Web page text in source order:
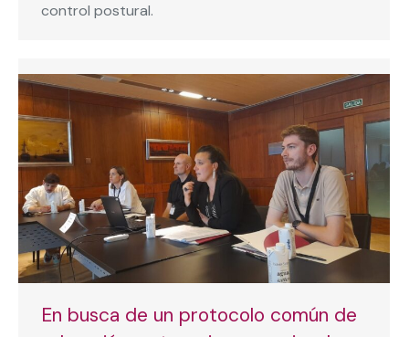
control postural.
En busca de un protocolo común de